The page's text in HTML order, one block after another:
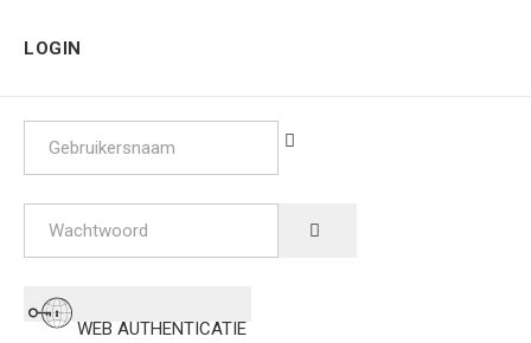
LOGIN
WEB AUTHENTICATIE